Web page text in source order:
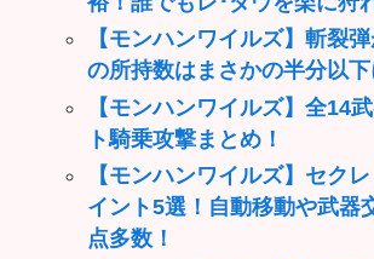
【モンハンワイルズ】斬裂
の所持数はまさかの半分以下
【モンハンワイルズ】全14
ト騎乗攻撃まとめ！
【モンハンワイルズ】セク
イント5選！自動移動や武器
点多数！